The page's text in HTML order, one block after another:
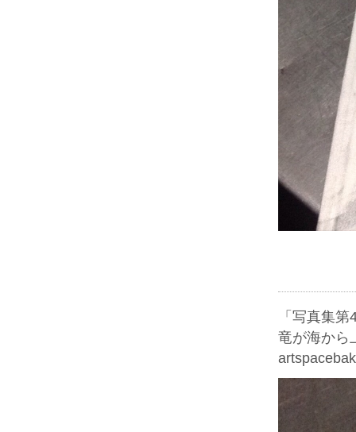
「写真集
竜が海から